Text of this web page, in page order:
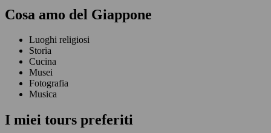
Cosa amo del Giappone
Luoghi religiosi
Storia
Cucina
Musei
Fotografia
Musica
I miei tours preferiti